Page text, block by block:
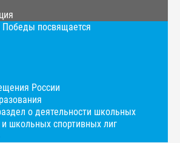
посвящается
России
о деятельности школьных
школьных спортивных лиг